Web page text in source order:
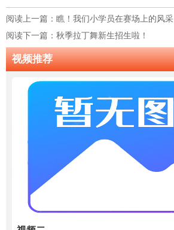
瞧！我们小学员在赛场上的风采
秋季拉丁舞新生招生啦！